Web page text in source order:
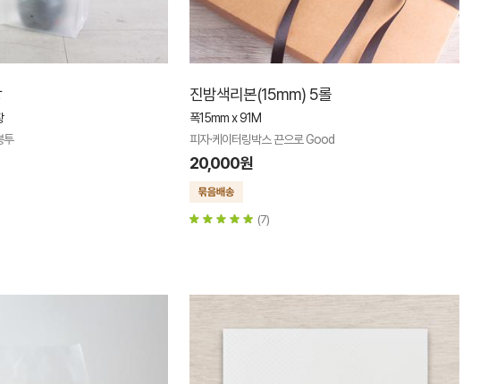
투
진밤색리본(15mm) 5롤
폭15mm x 91M
피자·케이터링박스 끈으로 Good
20,000원
(7)